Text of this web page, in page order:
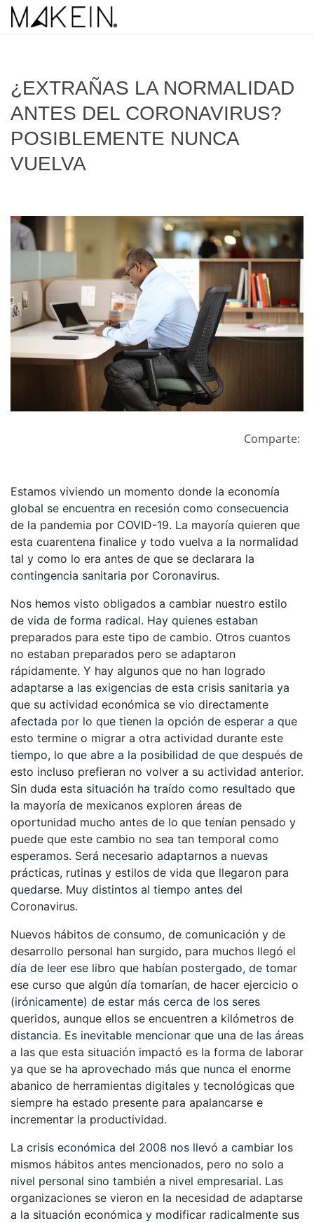
¿EXTRAÑAS LA NORMALIDAD
ANTES DEL CORONAVIRUS?
POSIBLEMENTE NUNCA
VUELVA
Comparte:
Estamos viviendo un momento donde la economía
global se encuentra en recesión como consecuencia
de la pandemia por COVID-19. La mayoría quieren que
esta cuarentena finalice y todo vuelva a la normalidad
tal y como lo era antes de que se declarara la
contingencia sanitaria por Coronavirus.
Nos hemos visto obligados a cambiar nuestro estilo
de vida de forma radical. Hay quienes estaban
preparados para este tipo de cambio. Otros cuantos
no estaban preparados pero se adaptaron
rápidamente. Y hay algunos que no han logrado
adaptarse a las exigencias de esta crisis sanitaria ya
que su actividad económica se vio directamente
afectada por lo que tienen la opción de esperar a que
esto termine o migrar a otra actividad durante este
tiempo, lo que abre a la posibilidad de que después de
esto incluso prefieran no volver a su actividad anterior.
Sin duda esta situación ha traído como resultado que
la mayoría de mexicanos exploren áreas de
oportunidad mucho antes de lo que tenían pensado y
puede que este cambio no sea tan temporal como
esperamos. Será necesario adaptarnos a nuevas
prácticas, rutinas y estilos de vida que llegaron para
quedarse. Muy distintos al tiempo antes del
Coronavirus.
Nuevos hábitos de consumo, de comunicación y de
desarrollo personal han surgido, para muchos llegó el
día de leer ese libro que habían postergado, de tomar
ese curso que algún día tomarían, de hacer ejercicio o
(irónicamente) de estar más cerca de los seres
queridos, aunque ellos se encuentren a kilómetros de
distancia. Es inevitable mencionar que una de las áreas
a las que esta situación impactó es la forma de laborar
ya que se ha aprovechado más que nunca el enorme
abanico de herramientas digitales y tecnológicas que
siempre ha estado presente para apalancarse e
incrementar la productividad.
La crisis económica del 2008 nos llevó a cambiar los
mismos hábitos antes mencionados, pero no solo a
nivel personal sino también a nivel empresarial. Las
organizaciones se vieron en la necesidad de adaptarse
a la situación económica y modificar radicalmente sus